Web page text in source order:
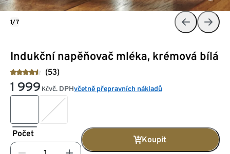
Indukční napěňovač mléka, krémová bílá
(53)
1 999 Kčvč. DPHvčetně přepravních nákladů
Počet
Koupit
1/7